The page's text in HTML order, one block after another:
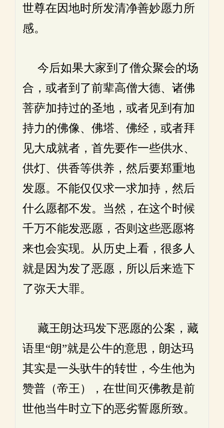
世尊在因地时所发清净善妙愿力所
感。
今后如果大家到了僧众聚会的场
合，或者到了前辈高僧大德、诸佛
菩萨加持过的圣地，或者见到有加
持力的佛像、佛塔、佛经，或者拜
见大成就者，首先要作一些供水、
供灯、供香等供养，然后要郑重地
发愿。不能仅仅求一求加持，然后
什么愿都不发。当然，在这个时候
千万不能发恶愿，否则这些恶愿将
来也会实现。从历史上看，很多人
就是因为发了恶愿，所以后来造下
了弥天大罪。
藏王朗达玛发下恶愿的公案，藏
语里“朗”就是公牛的意思，朗达玛
其实是一头驮牛的转世，今生他为
赞普（帝王），在世间灭佛教是前
世他当牛时立下的恶劣誓愿所致。